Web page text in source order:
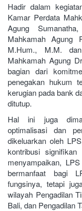
Hadir dalam
Kamar Perdata
Agung
Mahkamah
M.Hum., M.M.
Mahkamah Agung
bagian dari
penegakan hukum
kerugian pada bank
ditutup.
Hal ini juga
optimalisasi dan
dikeluarkan oleh
kontribusi
menyampaikan,
bermanfaat bagi
fungsinya, tetapi
wilayah Pengadilan
Bali, dan Pengadilan